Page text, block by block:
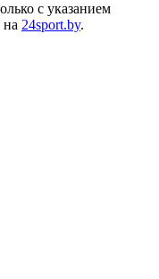
с указанием
24sport.by.